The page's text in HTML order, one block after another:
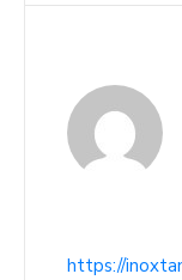
https://